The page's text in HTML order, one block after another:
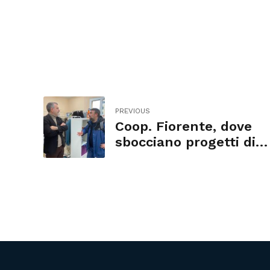
PREVIOUS
Coop. Fiorente, dove
sbocciano progetti di